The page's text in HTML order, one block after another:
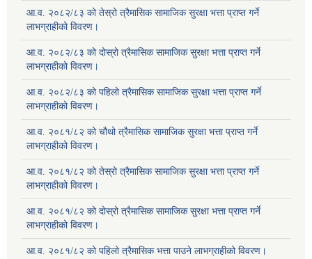
आ.व. २०८२/८३ को तेस्रो त्रैमासिक सामाजिक सुरक्षा भत्ता प्राप्त गर्ने
लाभग्राहीको विवरण।
आ.व. २०८२/८३ को दोस्रो त्रैमासिक सामाजिक सुरक्षा भत्ता प्राप्त गर्ने
लाभग्राहीको विवरण।
आ.व. २०८२/८३ को पहिलो त्रैमासिक सामाजिक सुरक्षा भत्ता प्राप्त गर्ने
लाभग्राहीको विवरण।
आ.व. २०८१/८२ को चौथो त्रैमासिक सामाजिक सुरक्षा भत्ता प्राप्त गर्ने
लाभग्राहीको विवरण।
आ.व. २०८१/८२ को तेस्रो त्रैमासिक सामाजिक सुरक्षा भत्ता प्राप्त गर्ने
लाभग्राहीको विवरण।
आ.व. २०८१/८२ को दोस्रो त्रैमासिक सामाजिक सुरक्षा भत्ता प्राप्त गर्ने
लाभग्राहीको विवरण।
आ.व. २०८१/८२ को पहिलो त्रैमासिक भत्ता पाउने लाभग्राहीको विवरण।